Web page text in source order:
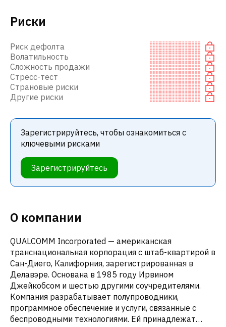
Риски
Риск дефолта
Волатильность
Сложность продажи
Стресс-тест
Страновые риски
Другие риски
Зарегистрируйтесь, чтобы ознакомиться с
ключевыми рисками
Зарегистрируйтесь
О компании
QUALCOMM Incorporated — американская
транснациональная корпорация с штаб-квартирой в
Сан-Диего, Калифорния, зарегистрированная в
Делавэре. Основана в 1985 году Ирвином
Джейкобсом и шестью другими соучредителями.
Компания разрабатывает полупроводники,
программное обеспечение и услуги, связанные с
беспроводными технологиями. Ей принадлежат